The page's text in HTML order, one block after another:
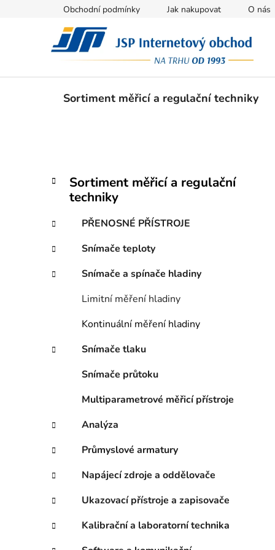
Obchodní podmínky Jak nakupovat O nás
Sortiment měřicí a regulační techniky
P
t
a
n
n
Přeskočit
kategorie
K
a
g
o
r
i
e
Sortiment měřicí a regulační
techniky
PŘENOSNÉ PŘÍSTROJE
Snímače teploty
Snímače a spínače hladiny
Limitní měření hladiny
Kontinuální měření hladiny
Snímače tlaku
Snímače průtoku
Multiparametrové měřicí přístroje
Analýza
Průmyslové armatury
Napájecí zdroje a oddělovače
Ukazovací přístroje a zapisovače
Kalibrační a laboratorní technika